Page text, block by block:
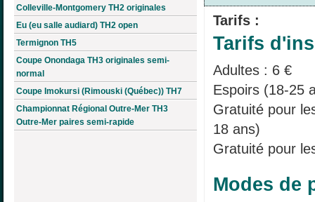
Colleville-Montgomery TH2 originales
Eu (eu salle audiard) TH2 open
Termignon TH5
Coupe Onondaga TH3 originales semi-
normal
Coupe Imokursi (Rimouski (Québec)) TH7
Championnat Régional Outre-Mer TH3
Outre-Mer paires semi-rapide
Tarifs :
Tarifs
Adultes : 6 €
Espoirs (18-25
Gratuité pour
18 ans)
Gratuité pour
Modes de